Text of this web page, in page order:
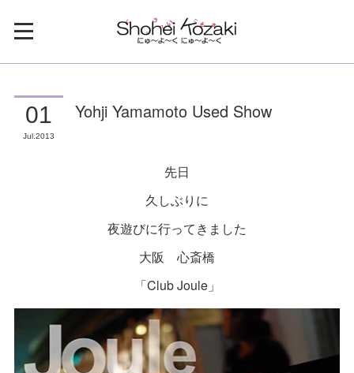
01
Jul 2013
Yohji Yamamoto Used Show
先日
久しぶりに
夜遊びに行ってきました
大阪 心斎橋
「Club Joule」